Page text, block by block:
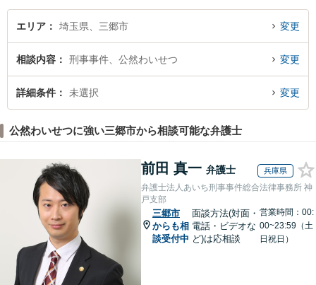
特にみさと法律事務所の吉廣 慶子弁護士や三郷中央法律事務所の須賀 翼弁護士
のプロフィール情報や弁護士費用、強みなどが注目されています。『三郷市で
『初回相談無料で公然わいせつを法律相談できる三郷市内の弁護士に相談予約
したい』などでお困りの相談者さんにおすすめです。
エリア 埼玉県、三郷市 変更
相談内容 刑事事件、公然わいせつ 変更
詳細条件 未選択 変更
公然わいせつに強い三郷市から相談可能な弁護士
前田 真一 弁護士 兵庫県
弁護士法人あいち刑事事件総合法律事務所 神
戸支部
三郷市
からも相
談受付中
面談方法(対面・
電話・ビデオな
ど)は応相談
営業時間：00:
00~23:59（土
日祝日）